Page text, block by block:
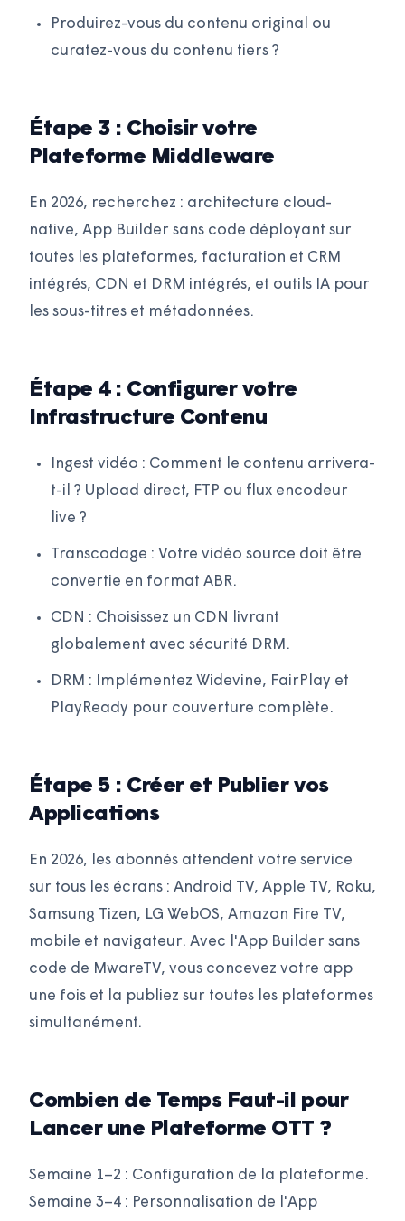
Produirez-vous du contenu original ou
curatez-vous du contenu tiers ?
Étape 3 : Choisir votre
Plateforme Middleware
En 2026, recherchez : architecture cloud-
native, App Builder sans code déployant sur
toutes les plateformes, facturation et CRM
intégrés, CDN et DRM intégrés, et outils IA pour
les sous-titres et métadonnées.
Étape 4 : Configurer votre
Infrastructure Contenu
Ingest vidéo : Comment le contenu arrivera-
t-il ? Upload direct, FTP ou flux encodeur
live ?
Transcodage : Votre vidéo source doit être
convertie en format ABR.
CDN : Choisissez un CDN livrant
globalement avec sécurité DRM.
DRM : Implémentez Widevine, FairPlay et
PlayReady pour couverture complète.
Étape 5 : Créer et Publier vos
Applications
En 2026, les abonnés attendent votre service
sur tous les écrans : Android TV, Apple TV, Roku,
Samsung Tizen, LG WebOS, Amazon Fire TV,
mobile et navigateur. Avec l'App Builder sans
code de MwareTV, vous concevez votre app
une fois et la publiez sur toutes les plateformes
simultanément.
Combien de Temps Faut-il pour
Lancer une Plateforme OTT ?
Semaine 1–2 : Configuration de la plateforme.
Semaine 3–4 : Personnalisation de l'App